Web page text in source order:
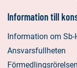
Information till
Information om Sb-
Ansvarsfullheten